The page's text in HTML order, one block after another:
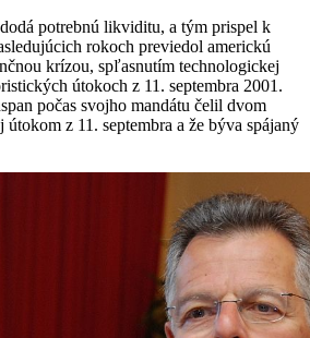
potrebnú likviditu, a tým prispel k
rokoch previedol americkú
krízou, spľasnutím technologickej
útokoch z 11. septembra 2001.
počas svojho mandátu čelil dvom
útokom z 11. septembra a že býva spájaný